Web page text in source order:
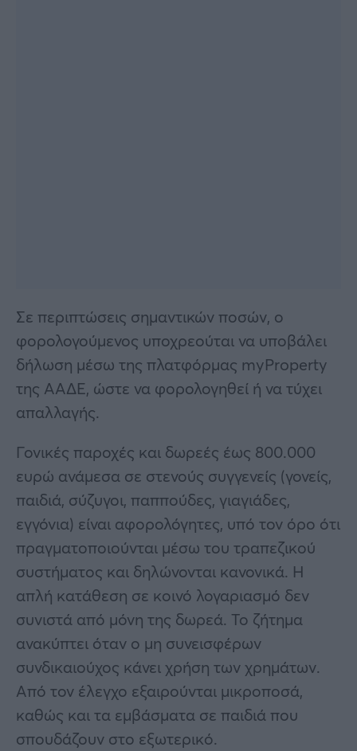
Σε περιπτώσεις σημαντικών ποσών, ο
φορολογούμενος υποχρεούται να υποβάλει
δήλωση μέσω της πλατφόρμας myProperty
της ΑΑΔΕ, ώστε να φορολογηθεί ή να τύχει
απαλλαγής.
Γονικές παροχές και δωρεές έως 800.000
ευρώ ανάμεσα σε στενούς συγγενείς (γονείς,
παιδιά, σύζυγοι, παππούδες, γιαγιάδες,
εγγόνια) είναι αφορολόγητες, υπό τον όρο ότι
πραγματοποιούνται μέσω του τραπεζικού
συστήματος και δηλώνονται κανονικά. Η
απλή κατάθεση σε κοινό λογαριασμό δεν
συνιστά από μόνη της δωρεά. Το ζήτημα
ανακύπτει όταν ο μη συνεισφέρων
συνδικαιούχος κάνει χρήση των χρημάτων.
Από τον έλεγχο εξαιρούνται μικροποσά,
καθώς και τα εμβάσματα σε παιδιά που
σπουδάζουν στο εξωτερικό.